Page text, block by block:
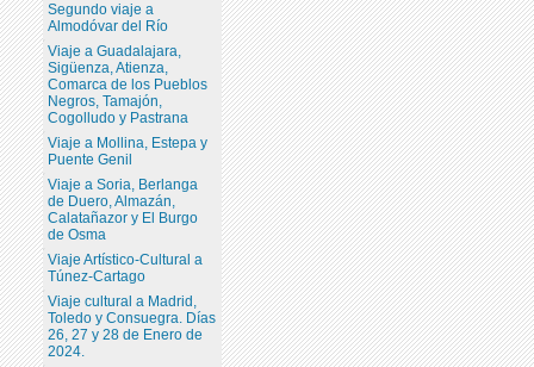
Segundo viaje a
Almodóvar del Río
Viaje a Guadalajara,
Sigüenza, Atienza,
Comarca de los Pueblos
Negros, Tamajón,
Cogolludo y Pastrana
Viaje a Mollina, Estepa y
Puente Genil
Viaje a Soria, Berlanga
de Duero, Almazán,
Calatañazor y El Burgo
de Osma
Viaje Artístico-Cultural a
Túnez-Cartago
Viaje cultural a Madrid,
Toledo y Consuegra. Días
26, 27 y 28 de Enero de
2024.